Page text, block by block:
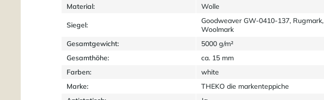
Material:
Wolle
Siegel:
Goodweaver GW-0410-137, Rugmark,
Woolmark
Gesamtgewicht:
5000 g/m²
Gesamthöhe:
ca. 15 mm
Farben:
white
Marke:
THEKO die markenteppiche